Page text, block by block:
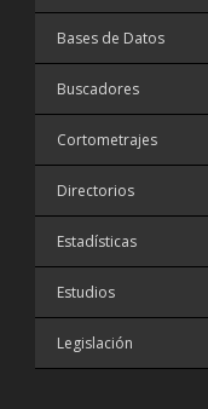
Bases de Datos
Buscadores
Cortometrajes
Directorios
Estadísticas
Estudios
Legislación